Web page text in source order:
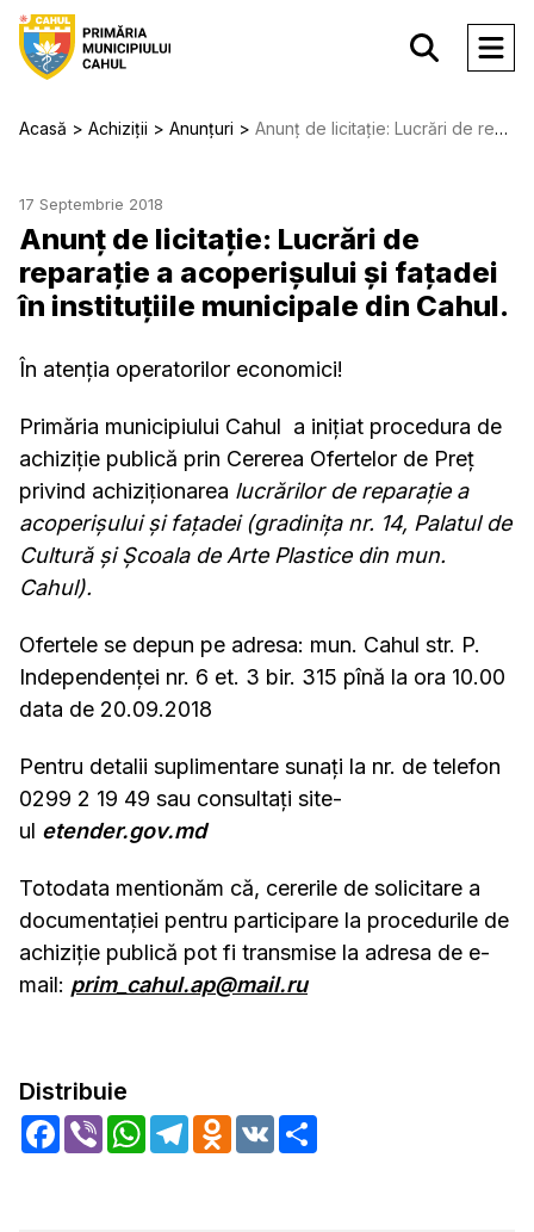
Acasă Achiziții Anunțuri Anunț de licitație: Lucrări de reparație a acoperișului și fațadei în instituțiile municipale din Cahul.
17 Septembrie 2018
Anunț de licitație: Lucrări de
reparație a acoperișului și fațadei
în instituțiile municipale din Cahul.
În atenția operatorilor economici!
Primăria municipiului Cahul a inițiat procedura de
achiziție publică prin Cererea Ofertelor de Preț
privind achiziționarea lucrărilor de reparație a
acoperișului și fațadei (gradinița nr. 14, Palatul de
Cultură și Școala de Arte Plastice din mun.
Cahul).
Ofertele se depun pe adresa: mun. Cahul str. P.
Independenței nr. 6 et. 3 bir. 315 pînă la ora 10.00
data de 20.09.2018
Pentru detalii suplimentare sunați la nr. de telefon
0299 2 19 49 sau consultați site-
ul etender.gov.md
Totodata mentionăm că, cererile de solicitare a
documentației pentru participare la procedurile de
achiziție publică pot fi transmise la adresa de e-
mail: prim_cahul.ap@mail.ru
Distribuie
Facebook
Viber WhatsApp
TelegramOdnoklassniki
VK